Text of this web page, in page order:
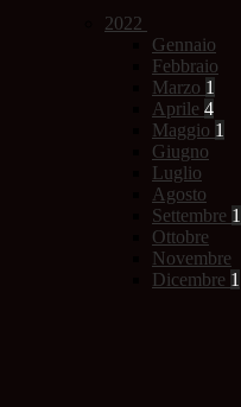
2022
Gennaio
Febbraio
Marzo 1
Aprile 4
Maggio 1
Giugno
Luglio
Agosto
Settembre 1
Ottobre
Novembre
Dicembre 1